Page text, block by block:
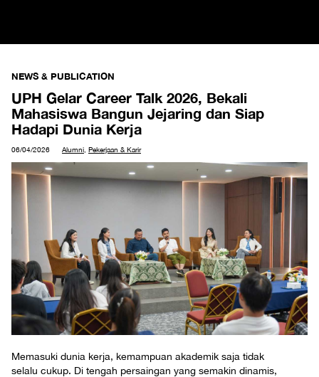
NEWS & PUBLICATION
UPH Gelar Career Talk 2026, Bekali
Mahasiswa Bangun Jejaring dan Siap
Hadapi Dunia Kerja
06/04/2026 Alumni Pekerjaan & Karir
Memasuki dunia kerja, kemampuan akademik saja tidak
selalu cukup. Di tengah persaingan yang semakin dinamis,